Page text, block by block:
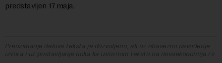
predstavljen 17 maja.
Preuzimanje delova teksta je dozvoljeno, ali uz obavezno navođenje
izvora i uz postavljanje linka ka izvornom tekstu na novaekonomija.rs